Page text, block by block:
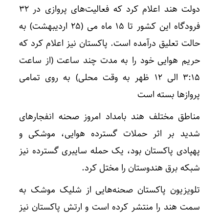
دولت هند اعلام کرد که فعالیت‌های پروازی در 32
فرودگاه این کشور تا 15 ماه می (25 اردیبهشت) به
حالت تعلیق درآمده است. پاکستان نیز اعلام کرد که
حریم هوایی خود را به مدت چند ساعت (از ساعت
3:15 الی 12 ظهر به وقت محلی) به روی تمامی
پروازها بسته است
مناطق مختلف هند بامداد امروز صحنه انفجارهای
شدید بر اثر حملات گسترده هوایی، موشکی و
پهپادی پاکستان بود، یک حمله سایبری گسترده نیز
شبکه برق هندوستان را مختل کرد.
تلویزیون پاکستان صحنه‌هایی از شلیک موشک به
سمت هند را منتشر کرده است و ارتش پاکستان نیز